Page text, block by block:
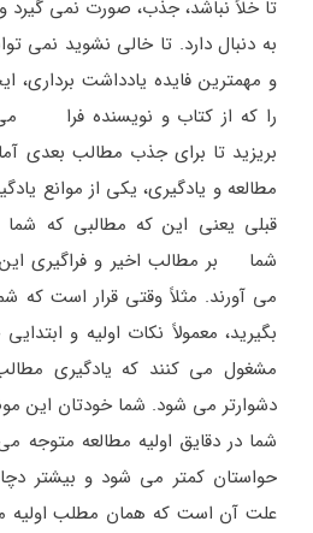
تا خلأ نباشد، جذب، صورت نمی گیرد
به دنبال دارد. تا خالی نشوید نمی
و مهمترین فایده یادداشت برداری،
را که از کتاب و نویسنده فرا می
بریزید تا برای جذب مطالب بعدی
مطالعه و یادگیری، یکی از موانع
قبلی یعنی این که مطالبی که شما
شما بر مطالب اخیر و فراگیری
می آورند. مثلاً وقتی قرار است که
بگیرید، معمولاً نکات اولیه و
مشغول می کنند که یادگیری
دشوارتر می شود. شما خودتان این
شما در دقایق اولیه مطالعه متوجه
حواستان کمتر می شود و بیشتر
علت آن است که همان مطلب اولیه